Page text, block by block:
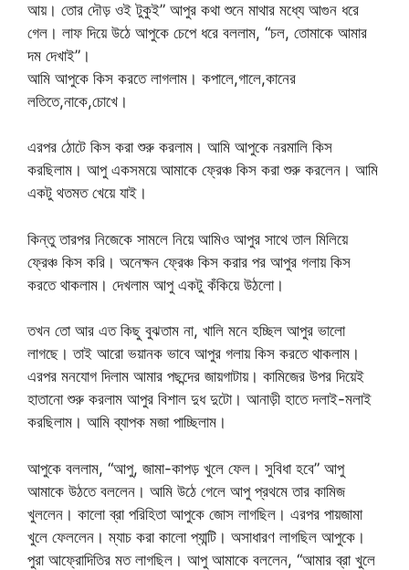
আয়। তোর দৌড় ওই টুকুই” আপুর কথা শুনে মাথার মধ্যে আগুন ধরে
গেল। লাফ দিয়ে উঠে আপুকে চেপে ধরে বললাম, “চল, তোমাকে আমার
দম দেখাই”।
আমি আপুকে কিস করতে লাগলাম। কপালে,গালে,কানের
লতিতে,নাকে,চোখে।
এরপর ঠোটে কিস করা শুরু করলাম। আমি আপুকে নরমালি কিস
করছিলাম। আপু একসময়ে আমাকে ফ্রেঞ্চ কিস করা শুরু করলেন। আমি
একটু থতমত খেয়ে যাই।
কিন্তু তারপর নিজেকে সামলে নিয়ে আমিও আপুর সাথে তাল মিলিয়ে
ফ্রেঞ্চ কিস করি। অনেক্ষন ফ্রেঞ্চ কিস করার পর আপুর গলায় কিস
করতে থাকলাম। দেখলাম আপু একটু কঁকিয়ে উঠলো।
তখন তো আর এত কিছু বুঝতাম না, খালি মনে হচ্ছিল আপুর ভালো
লাগছে। তাই আরো ভয়ানক ভাবে আপুর গলায় কিস করতে থাকলাম।
এরপর মনযোগ দিলাম আমার পছন্দের জায়গাটায়। কামিজের উপর দিয়েই
হাতানো শুরু করলাম আপুর বিশাল দুধ দুটো। আনাড়ী হাতে দলাই-মলাই
করছিলাম। আমি ব্যাপক মজা পাচ্ছিলাম।
আপুকে বললাম, “আপু, জামা-কাপড় খুলে ফেল। সুবিধা হবে” আপু
আমাকে উঠতে বললেন। আমি উঠে গেলে আপু প্রথমে তার কামিজ
খুললেন। কালো ব্রা পরিহিতা আপুকে জোস লাগছিল। এরপর পায়জামা
খুলে ফেললেন। ম্যাচ করা কালো প্যান্টি। অসাধারণ লাগছিল আপুকে।
পুরা আফ্রোদিতির মত লাগছিল। আপু আমাকে বললেন, “আমার ব্রা খুলে